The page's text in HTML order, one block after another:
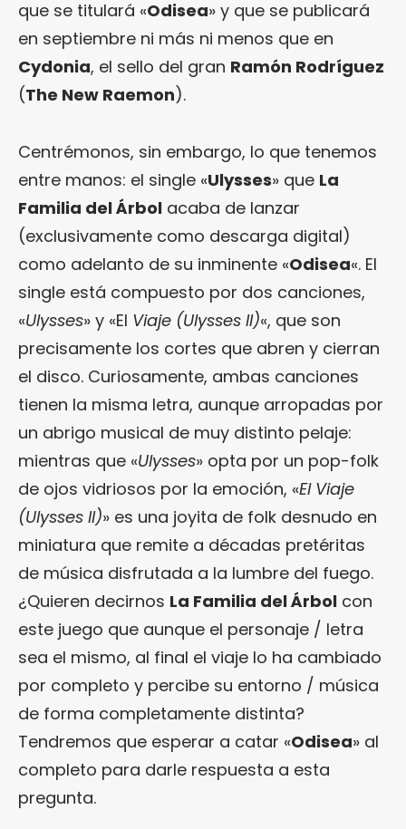
que se titulará «Odisea» y que se publicará
en septiembre ni más ni menos que en
Cydonia, el sello del gran Ramón Rodríguez
(The New Raemon).
Centrémonos, sin embargo, lo que tenemos
entre manos: el single «Ulysses» que La
Familia del Árbol acaba de lanzar
(exclusivamente como descarga digital)
como adelanto de su inminente «Odisea«. El
single está compuesto por dos canciones,
«Ulysses» y «El Viaje (Ulysses II)«, que son
precisamente los cortes que abren y cierran
el disco. Curiosamente, ambas canciones
tienen la misma letra, aunque arropadas por
un abrigo musical de muy distinto pelaje:
mientras que «Ulysses» opta por un pop-folk
de ojos vidriosos por la emoción, «El Viaje
(Ulysses II)» es una joyita de folk desnudo en
miniatura que remite a décadas pretéritas
de música disfrutada a la lumbre del fuego.
¿Quieren decirnos La Familia del Árbol con
este juego que aunque el personaje / letra
sea el mismo, al final el viaje lo ha cambiado
por completo y percibe su entorno / música
de forma completamente distinta?
Tendremos que esperar a catar «Odisea» al
completo para darle respuesta a esta
pregunta.